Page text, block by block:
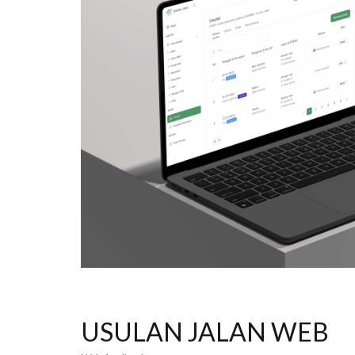
USULAN JALAN WEB